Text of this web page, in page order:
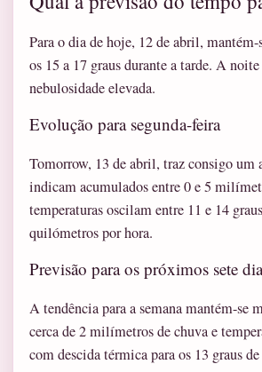
Para o dia de hoje, 12 de abril,
os 15 a 17 graus durante a tarde. A
nebulosidade elevada.
Evolução para segunda-feira
Tomorrow, 13 de abril, traz consigo
indicam acumulados entre 0 e 5
temperaturas oscilam entre 11 e 14
quilómetros por hora.
Previsão para os próximos sete
A tendência para a semana mantém-se
cerca de 2 milímetros de chuva e
com descida térmica para os 13 graus